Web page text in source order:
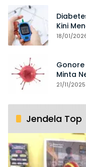
Kini
18/01/
Gonore
Minta
21/11/2025
Jendela Top